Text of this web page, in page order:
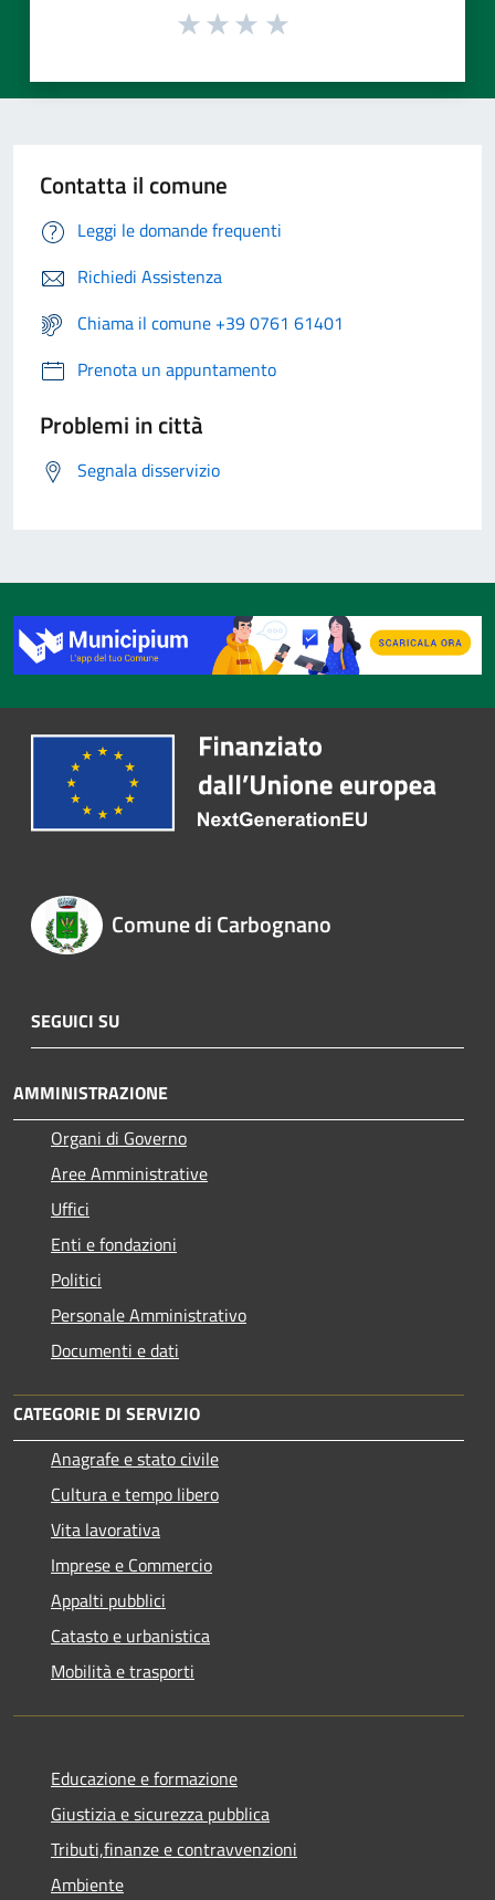
Contatta il comune
Leggi le domande frequenti
Richiedi Assistenza
Chiama il comune +39 0761 61401
Prenota un appuntamento
Problemi in città
Segnala disservizio
Comune di Carbognano
SEGUICI SU
AMMINISTRAZIONE
Organi di Governo
Aree Amministrative
Uffici
Enti e fondazioni
Politici
Personale Amministrativo
Documenti e dati
CATEGORIE DI SERVIZIO
Anagrafe e stato civile
Cultura e tempo libero
Vita lavorativa
Imprese e Commercio
Appalti pubblici
Catasto e urbanistica
Mobilità e trasporti
Educazione e formazione
Giustizia e sicurezza pubblica
Tributi,finanze e contravvenzioni
Ambiente